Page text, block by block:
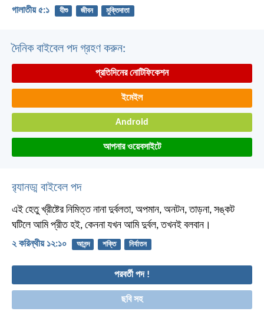
গালাতীয় ৫:১ যীশু জীবন মুক্তিদাতা
দৈনিক বাইবেল পদ গ্রহণ করুন:
প্রতিদিনের নোটিফিকেশন
ইমেইল
Android
আপনার ওয়েবসাইটে
র‌্যানড্ম বাইবেল পদ
এই হেতু খ্রীষ্টের নিমিত্ত নানা দুর্বলতা, অপমান, অনটন, তাড়না, সঙ্কট
ঘটিলে আমি প্রীত হই, কেননা যখন আমি দুর্বল, তখনই বলবান।
২ করিন্থীয় ১২:১০ আনন্দ শক্তি নির্যাতন
পরবর্তী পদ !
ছবি সহ